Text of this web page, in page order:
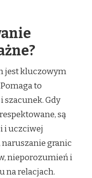
jest kluczowym
to
szacunek. Gdy
są
i uczciwej
granic
nieporozumień i
na relacjach.